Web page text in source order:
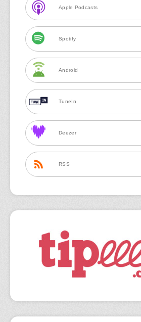
Apple Podcasts
Spotify
Android
TuneIn
Deezer
RSS